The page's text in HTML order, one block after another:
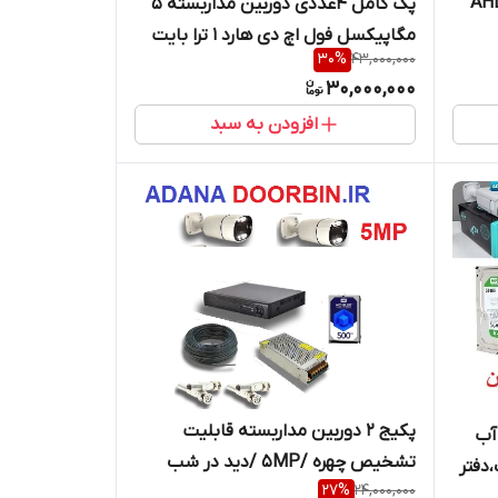
پک کامل 4عددی دوربین مداربسته 5
مگاپیکسل فول اچ دی هارد 1 ترا بایت
پلاک خوان و تشخیص چهره وارم لایت
دیدشب رنگی
43,000,000
30%
30,000,000
افزودن به سبد
پکیج 2 دوربین مداربسته قابلیت
تشخیص چهره /5MP /دید در شب
24,000,000
27%